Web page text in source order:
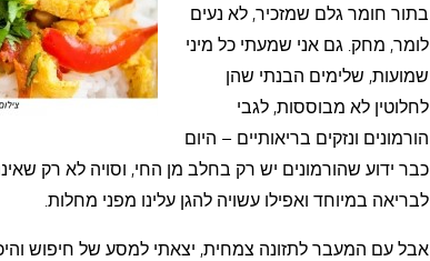
בתור חומר גלם שמזכיר, לא נעים
לומר, מחק. גם אני שמעתי כל מיני
שמועות, שלימים הבנתי שהן
לחלוטין לא מבוססות, לגבי
הורמונים ונזקים בריאותיים – היום
כבר ידוע שהורמונים יש רק בחלב מן החי, וסויה לא רק
לבריאה במיוחד ואפילו עשויה להגן עלינו מפני מחלות.
אבל עם המעבר לתזונה צמחית, יצאתי למסע של חיפוש